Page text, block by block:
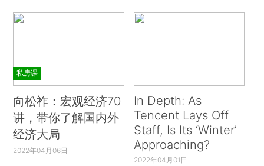
私房课
向松祚：宏观经济70
讲，带你了解国内外
经济大局
2022年04月06日
In Depth: As
Tencent Lays Off
Staff, Is Its ‘Winter’
Approaching?
2022年04月01日